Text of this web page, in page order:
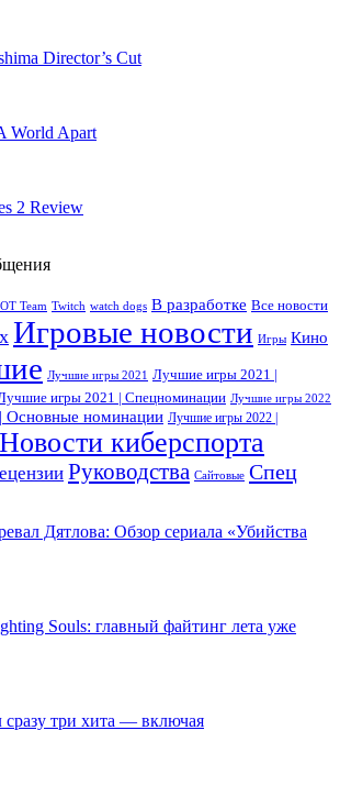
Director’s Cut
World Apart
2 Review
Team Twitch watch dogs В разработке Все новости
Игровые новости Игры Кино
Лучшие игры 2021
Лучшие игры 2021 |
игры 2021 | Спецноминации Лучшие игры 2022
номинации Лучшие игры 2022 |
Новости киберспорта
Руководства Сайтовые Спец
Дятлова: Обзор сериала «Убийства
Souls: главный файтинг лета уже
сразу три хита — включая